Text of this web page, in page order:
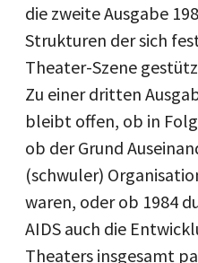
die zweite Ausgabe
Strukturen der sich
Theater-Szene
Zu einer dritten
bleibt offen, ob in
ob der Grund
(schwuler)
waren, oder ob 1984
AIDS auch die
Theaters insgesamt